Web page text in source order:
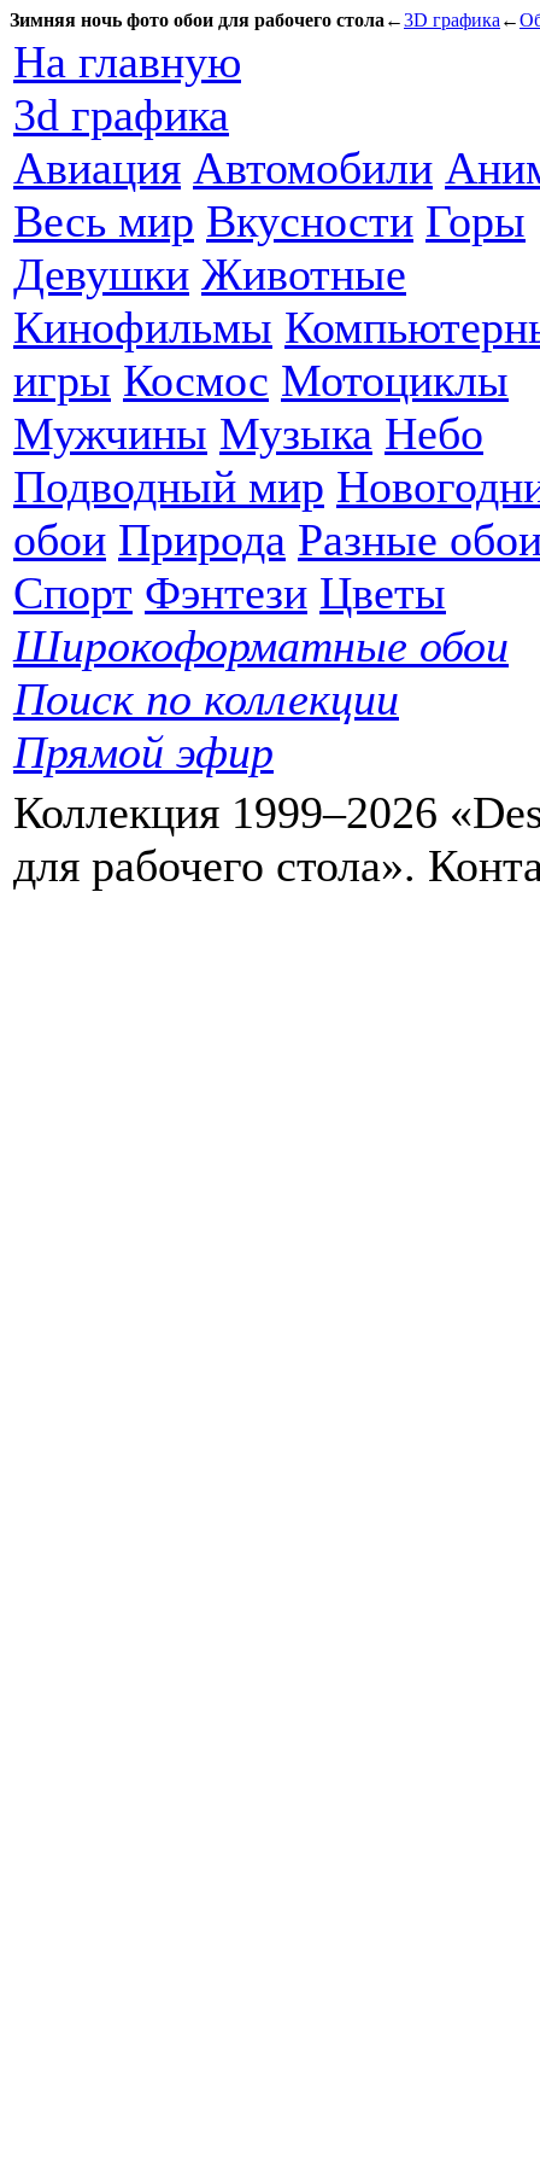
Зимняя ночь фото обои для рабочего стола ←3D графика ←
На главную
3d графика
Авиация Автомобили
Весь мир Вкусности Горы
Девушки Животные
Кинофильмы
игры Космос Мотоциклы
Мужчины Музыка Небо
Подводный мир
обои Природа Разные
Спорт Фэнтези Цветы
Широкоформатные обои
Поиск по коллекции
Прямой эфир
Коллекция 1999–2026
для рабочего стола».